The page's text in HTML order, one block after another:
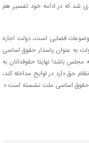
شد که در ادامه خود تفسیر هم
قضایی است، دولت اجازه
به عنوان پاسدار حقوق اساسی
باشد! نهایتا حقوقدانان به
حق دارد در لوایح مداخله کند،
حقوق اساسی ملت نشسته است.»